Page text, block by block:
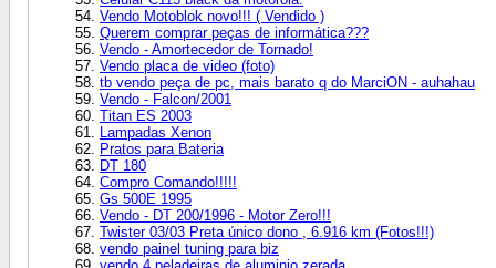
Vendo Motoblok novo!!! ( Vendido )
Querem comprar peças de informática???
Vendo - Amortecedor de Tornado!
Vendo placa de video (foto)
tb vendo peça de pc, mais barato q do MarciON - auhahau
Vendo - Falcon/2001
Titan ES 2003
Lampadas Xenon
Pratos para Bateria
DT 180
Compro Comando!!!!!
Gs 500E 1995
Vendo - DT 200/1996 - Motor Zero!!!
Twister 03/03 Preta único dono , 6.916 km (Fotos!!!)
vendo painel tuning para biz